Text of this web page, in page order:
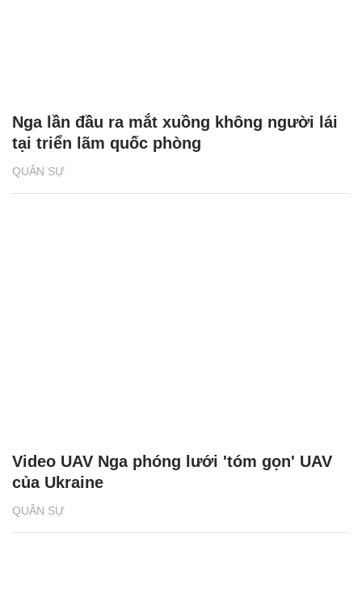
QUÂN SỰ
Nga lần đầu ra mắt xuồng không người lái
tại triển lãm quốc phòng
QUÂN SỰ
Video UAV Nga phóng lưới 'tóm gọn' UAV
của Ukraine